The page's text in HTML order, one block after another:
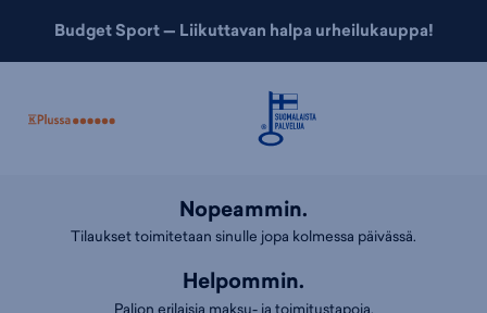
Budget Sport — Liikuttavan halpa urheilukauppa!
Nopeammin.
Tilaukset toimitetaan sinulle jopa kolmessa päivässä.
Helpommin.
Paljon erilaisia maksu- ja toimitustapoja.